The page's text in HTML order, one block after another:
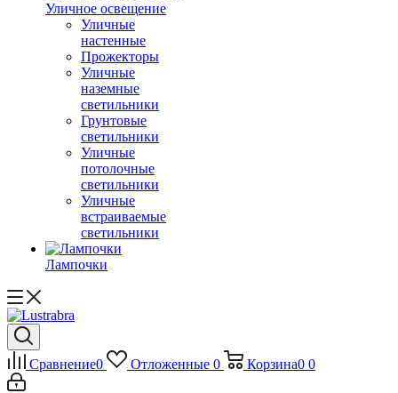
Уличное освещение
Уличные
настенные
Прожекторы
Уличные
наземные
светильники
Грунтовые
светильники
Уличные
потолочные
светильники
Уличные
встраиваемые
светильники
Лампочки
Сравнение0 Отложенные 0 Корзина0 0